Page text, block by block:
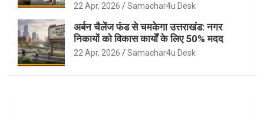
22 Apr, 2026 Samachar4u Desk
अर्बन चैलेंज फंड से चमकेगा उत्तराखंड: नगर
निकायों को विकास कार्यों के लिए 50% मदद
22 Apr, 2026 Samachar4u Desk